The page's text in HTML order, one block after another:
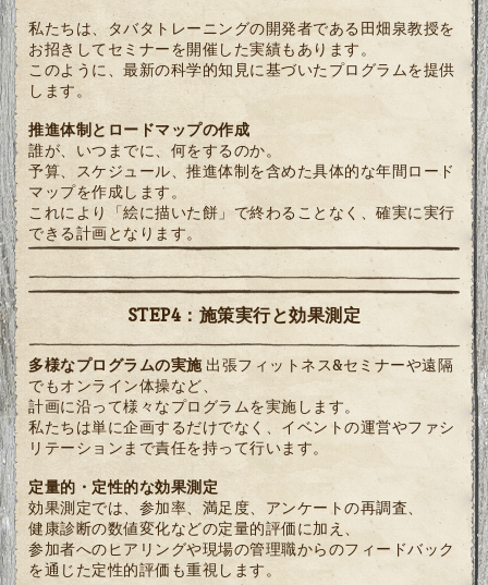
私たちは、タバタトレーニングの開発者である田畑泉教授を
お招きしてセミナーを開催した実績もあります。
このように、最新の科学的知見に基づいたプログラムを提供
します。
推進体制とロードマップの作成
誰が、いつまでに、何をするのか。
予算、スケジュール、推進体制を含めた具体的な年間ロード
マップを作成します。
これにより「絵に描いた餅」で終わることなく、確実に実行
できる計画となります。
STEP4：施策実行と効果測定
多様なプログラムの実施出張フィットネス&セミナーや遠隔
でもオンライン体操など、
計画に沿って様々なプログラムを実施します。
私たちは単に企画するだけでなく、イベントの運営やファシ
リテーションまで責任を持って行います。
定量的・定性的な効果測定
効果測定では、参加率、満足度、アンケートの再調査、
健康診断の数値変化などの定量的評価に加え、
参加者へのヒアリングや現場の管理職からのフィードバック
を通じた定性的評価も重視します。